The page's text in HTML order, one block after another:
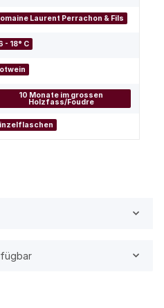
Laurent Perrachon & Fils
- 18° C
10 Monate im grossen
Holzfass/Foudre